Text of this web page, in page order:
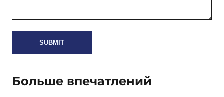
Больше впечатлений